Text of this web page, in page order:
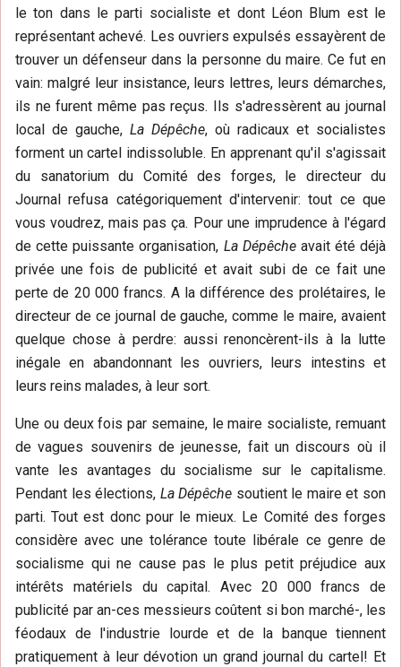
le ton dans le parti socialiste et dont Léon Blum est le
représentant achevé. Les ouvriers expulsés essayèrent de
trouver un défenseur dans la personne du maire. Ce fut en
vain: malgré leur insistance, leurs lettres, leurs démarches,
ils ne furent même pas reçus. Ils s'adressèrent au journal
local de gauche, La Dépêche, où radicaux et socialistes
forment un cartel indissoluble. En apprenant qu'il s'agissait
du sanatorium du Comité des forges, le directeur du
Journal refusa catégoriquement d'intervenir: tout ce que
vous voudrez, mais pas ça. Pour une imprudence à l'égard
de cette puissante organisation, La Dépêcheavait été déjà
privée une fois de publicité et avait subi de ce fait une
perte de 20 000 francs. A la différence des prolétaires, le
directeur de ce journal de gauche, comme le maire, avaient
quelque chose à perdre: aussi renoncèrent-ils à la lutte
inégale en abandonnant les ouvriers, leurs intestins et
leurs reins malades, à leur sort.
Une ou deux fois par semaine, le maire socialiste, remuant
de vagues souvenirs de jeunesse, fait un discours où il
vante les avantages du socialisme sur le capitalisme.
Pendant les élections, La Dépêche soutient le maire et son
parti. Tout est donc pour le mieux. Le Comité des forges
considère avec une tolérance toute libérale ce genre de
socialisme qui ne cause pas le plus petit préjudice aux
intérêts matériels du capital. Avec 20 000 francs de
publicité par an-ces messieurs coûtent si bon marché-, les
féodaux de l'industrie lourde et de la banque tiennent
pratiquement à leur dévotion un grand journal du cartel! Et